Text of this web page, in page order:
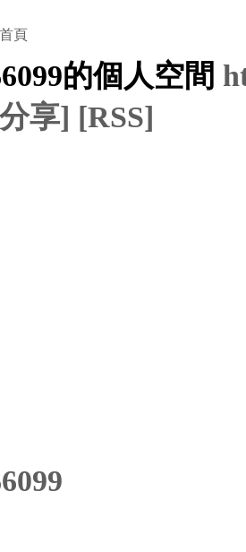
頁
的個人空間
享] [RSS]